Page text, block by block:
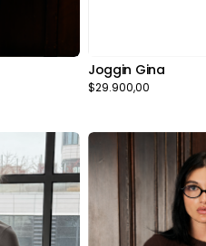
Joggin Gina
$29.900,00